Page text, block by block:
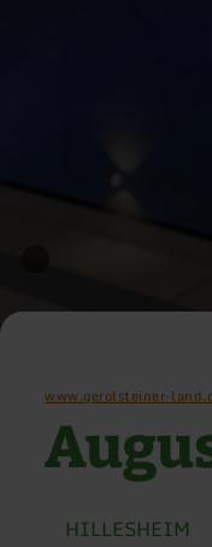
www.gerolsteiner-
HILLESHEIM